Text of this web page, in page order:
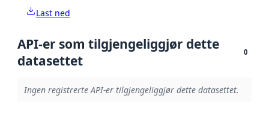
Last ned
API-er som tilgjengeliggjør dette
datasettet
0
Ingen registrerte API-er tilgjengeliggjør dette datasettet.